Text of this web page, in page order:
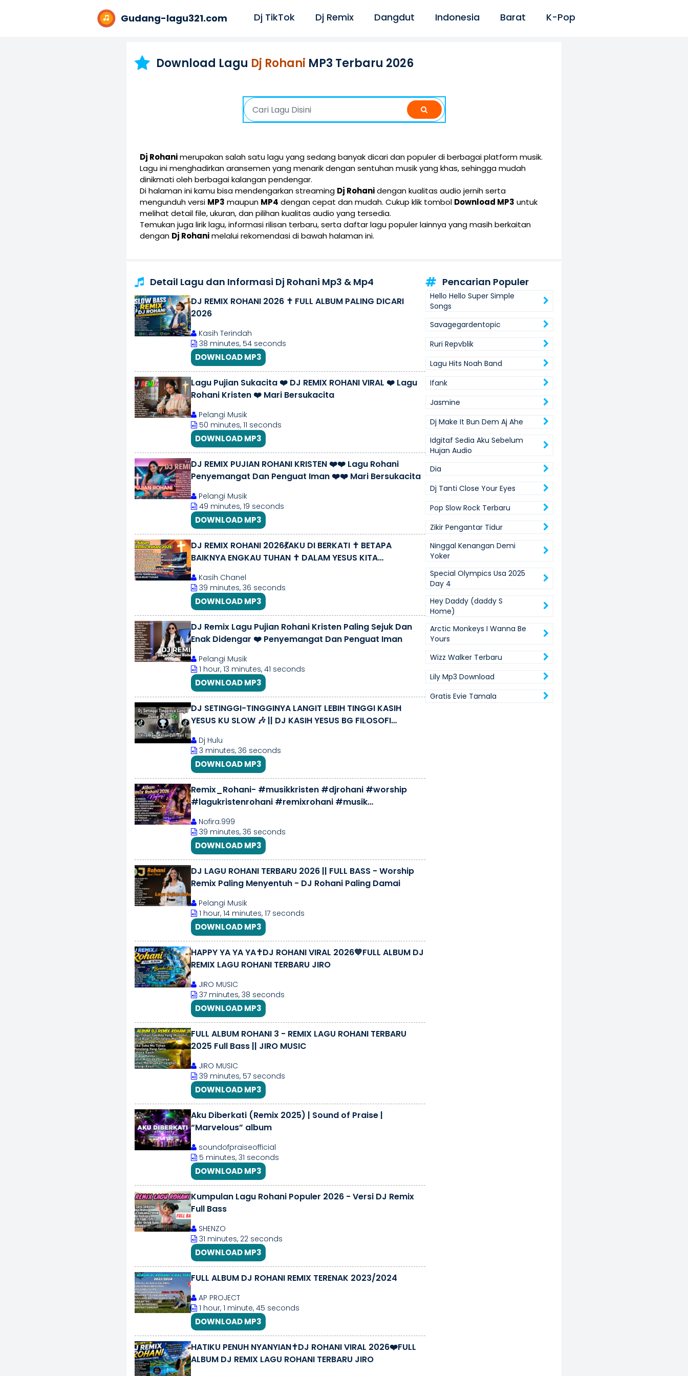
Gudang-lagu321.com Dj TikTok Dj Remix Dangdut Indonesia Barat K-Pop
Download Lagu Dj Rohani MP3 Terbaru 2026
Dj Rohanimerupakan salah satu lagu yang sedang banyak dicari dan populer di berbagai platform musik.
Lagu ini menghadirkan aransemen yang menarik dengan sentuhan musik yang khas, sehingga mudah
dinikmati oleh berbagai kalangan pendengar.
Di halaman ini kamu bisa mendengarkan streaming Dj Rohanidengan kualitas audio jernih serta
mengunduh versi MP3 maupun MP4 dengan cepat dan mudah. Cukup klik tombol Download MP3 untuk
melihat detail file, ukuran, dan pilihan kualitas audio yang tersedia.
Temukan juga lirik lagu, informasi rilisan terbaru, serta daftar lagu populer lainnya yang masih berkaitan
dengan Dj Rohanimelalui rekomendasi di bawah halaman ini.
Detail Lagu dan Informasi Dj Rohani Mp3 & Mp4
DJ REMIX ROHANI 2026 ✝️ FULL ALBUM PALING DICARI
2026
Kasih Terindah
38 minutes, 54 seconds
DOWNLOAD MP3
Lagu Pujian Sukacita ❤️ DJ REMIX ROHANI VIRAL ❤️ Lagu
Rohani Kristen ❤️ Mari Bersukacita
Pelangi Musik
50 minutes, 11 seconds
DOWNLOAD MP3
DJ REMIX PUJIAN ROHANI KRISTEN ❤️❤️ Lagu Rohani
Penyemangat Dan Penguat Iman ❤️❤️ Mari Bersukacita
Pelangi Musik
49 minutes, 19 seconds
DOWNLOAD MP3
DJ REMIX ROHANI 2026💃AKU DI BERKATI ✝️ BETAPA
BAIKNYA ENGKAU TUHAN ✝️ DALAM YESUS KITA
Kasih Chanel
39 minutes, 36 seconds
DOWNLOAD MP3
DJ Remix Lagu Pujian Rohani Kristen Paling Sejuk Dan
Enak Didengar ❤️ Penyemangat Dan Penguat Iman
Pelangi Musik
1 hour, 13 minutes, 41 seconds
DOWNLOAD MP3
DJ SETINGGI-TINGGINYA LANGIT LEBIH TINGGI KASIH
YESUS KU SLOW 🎶 || DJ KASIH YESUS BG FILOSOFI
Dj Hulu
3 minutes, 36 seconds
DOWNLOAD MP3
Remix_Rohani- #musikkristen #djrohani #worship
#lagukristenrohani #remixrohani #musik
Nofira.999
39 minutes, 36 seconds
DOWNLOAD MP3
DJ LAGU ROHANI TERBARU 2026 || FULL BASS - Worship
Remix Paling Menyentuh - DJ Rohani Paling Damai
Pelangi Musik
1 hour, 14 minutes, 17 seconds
DOWNLOAD MP3
HAPPY YA YA YA✝️DJ ROHANI VIRAL 2026💙FULL ALBUM DJ
REMIX LAGU ROHANI TERBARU JIRO
JIRO MUSIC
37 minutes, 38 seconds
DOWNLOAD MP3
FULL ALBUM ROHANI 3 - REMIX LAGU ROHANI TERBARU
2025 Full Bass || JIRO MUSIC
JIRO MUSIC
39 minutes, 57 seconds
DOWNLOAD MP3
Aku Diberkati (Remix 2025) | Sound of Praise |
“Marvelous” album
soundofpraiseofficial
5 minutes, 31 seconds
DOWNLOAD MP3
Kumpulan Lagu Rohani Populer 2026 - Versi DJ Remix
Full Bass
SHENZO
31 minutes, 22 seconds
DOWNLOAD MP3
FULL ALBUM DJ ROHANI REMIX TERENAK 2023/2024
AP PROJECT
1 hour, 1 minute, 45 seconds
DOWNLOAD MP3
HATIKU PENUH NYANYIAN✝️DJ ROHANI VIRAL 2026❤️FULL
ALBUM DJ REMIX LAGU ROHANI TERBARU JIRO
Pencarian Populer
Hello Hello Super Simple
Songs
Savagegardentopic
Ruri Repvblik
Lagu Hits Noah Band
Ifank
Jasmine
Dj Make It Bun Dem Aj Ahe
Idgitaf Sedia Aku Sebelum
Hujan Audio
Dia
Dj Tanti Close Your Eyes
Pop Slow Rock Terbaru
Zikir Pengantar Tidur
Ninggal Kenangan Demi
Yoker
Special Olympics Usa 2025
Day 4
Hey Daddy (daddy S
Home)
Arctic Monkeys I Wanna Be
Yours
Wizz Walker Terbaru
Lily Mp3 Download
Gratis Evie Tamala